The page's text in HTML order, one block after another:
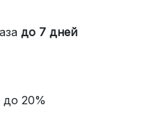
до 7 дней
20%